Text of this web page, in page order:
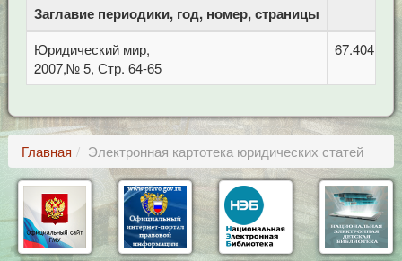
Заглавие периодики, год, номер, страницы
Юридический мир,
2007,№ 5, Стр. 64-65
67.404.1
Главная Электронная картотека юридических статей